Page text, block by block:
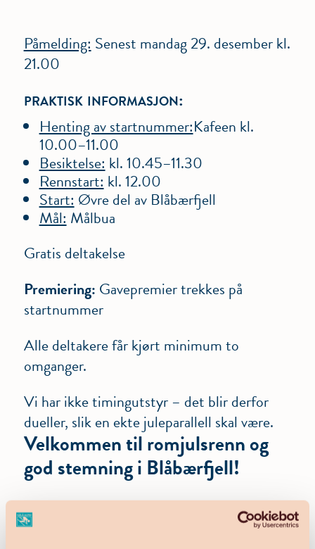
Påmelding: Senest mandag 29. desember kl.
21.00
praktisk informasjon:
Henting av startnummer:Kafeen kl.
10.00–11.00
Besiktelse: kl. 10.45–11.30
Rennstart: kl. 12.00
Start: Øvre del av Blåbærfjell
Mål: Målbua
Gratis deltakelse
Premiering: Gavepremier trekkes på
startnummer
Alle deltakere får kjørt minimum to
omganger.
Vi har ikke timingutstyr – det blir derfor
dueller, slik en ekte juleparallell skal være.
Velkommen til romjulsrenn og
god stemning i Blåbærfjell!